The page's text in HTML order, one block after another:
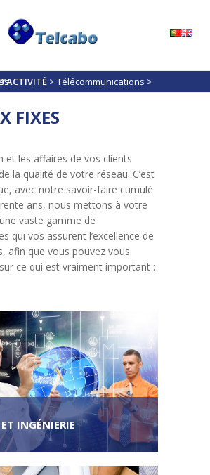
> Télécommunications >
FIXES
et les affaires de vos clients
la qualité de votre réseau. C’est
avec notre savoir-faire cumulé
ans, nous mettons à votre
vaste gamme de
qui vos assurent l’excellence de
afin que vous pouvez vous
ce qui est vraiment important :
INGÉNIERIE